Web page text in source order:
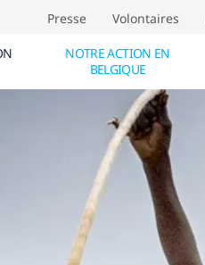
Presse Volontaires
NOTRE ACTION EN
BELGIQUE
AUX DROITS DE